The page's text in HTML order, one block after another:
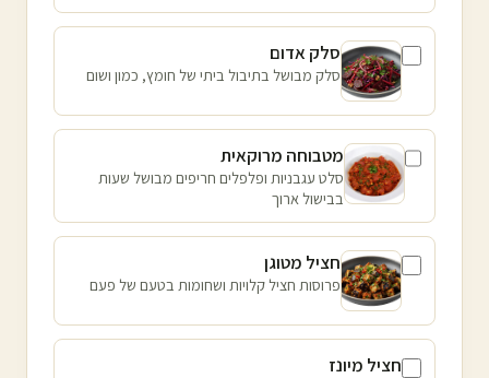
סלק אדום
סלק מבושל בתיבול ביתי של חומץ, כמון ושום
מטבוחה מרוקאית
סלט עגבניות ופלפלים חריפים מבושל שעות
בבישול ארוך
חציל מטוגן
פרוסות חציל קלויות ושחומות בטעם של פעם
חציל מיונז